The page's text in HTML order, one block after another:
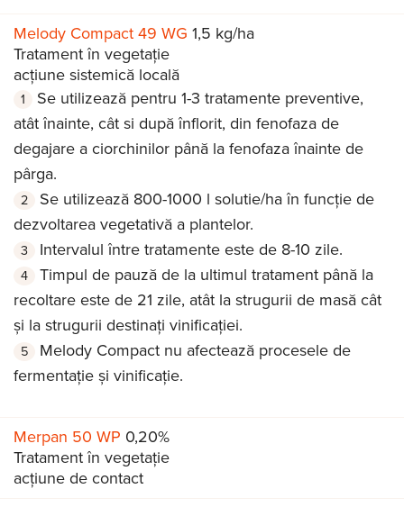
Melody Compact 49 WG 1,5 kg/ha
Tratament în vegetație
acțiune sistemică locală
Se utilizează pentru 1-3 tratamente preventive,
atât înainte, cât si după înflorit, din fenofaza de
degajare a ciorchinilor până la fenofaza înainte de
pârga.
Se utilizează 800-1000 l solutie/ha în funcție de
dezvoltarea vegetativă a plantelor.
Intervalul între tratamente este de 8-10 zile.
Timpul de pauză de la ultimul tratament până la
recoltare este de 21 zile, atât la strugurii de masă cât
și la strugurii destinați vinificației.
Melody Compact nu afectează procesele de
fermentație și vinificație.
Merpan 50 WP 0,20%
Tratament în vegetație
acțiune de contact